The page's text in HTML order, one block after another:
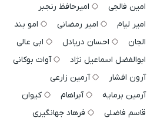
امین فالجی
امیرحافظ رنجبر
امیر لیام
امیر رمضانی
امو بند
الجان
احسان دریادل
ابی عالی
ابوالفضل اسماعیل نژاد
آوات بوکانی
آرون افشار
آرمین زارعی
آرمین برمایه
آبراهام
کیوان
قاسم فاضلی
فرهاد جهانگیری